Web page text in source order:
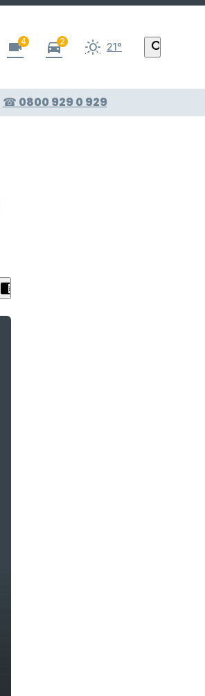
videocam4 directions_car2 21° search
☎ 0800 929 0 929
chrome_reader_mode